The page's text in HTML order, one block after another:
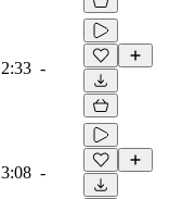
2:33 -
3:08 -